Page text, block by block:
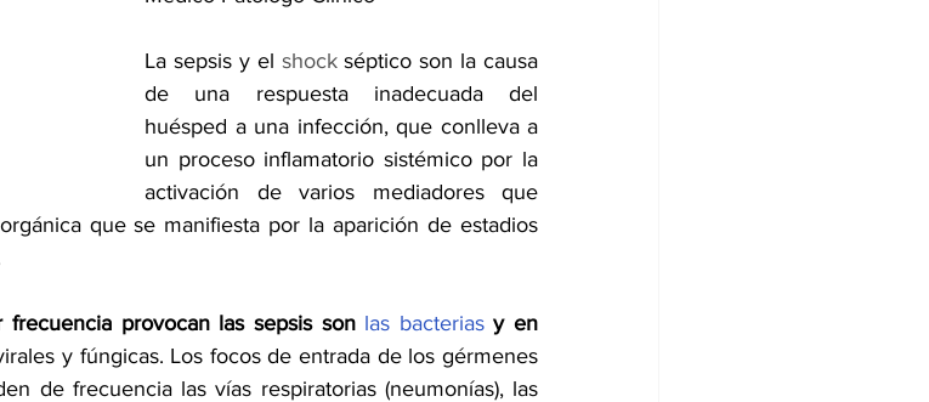
La sepsis y el shock séptico son la causa
de una respuesta inadecuada del
huésped a una infección, que conlleva a
un proceso inflamatorio sistémico por la
activación de varios mediadores que
que se manifiesta por la aparición de estadios
provocan las sepsis son las bacterias y en
y fúngicas. Los focos de entrada de los gérmenes
de frecuencia las vías respiratorias (neumonías), las